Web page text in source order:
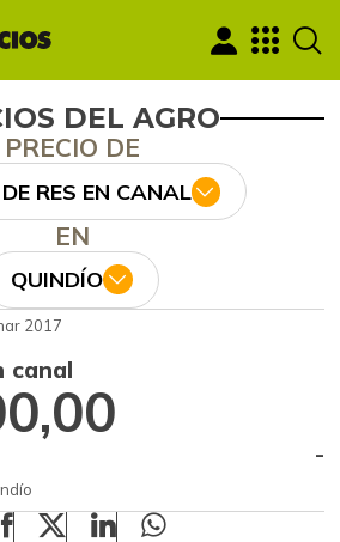
DEL AGRO
PRECIO DE
RES EN CANAL
EN
QUINDÍO
2017
canal
-